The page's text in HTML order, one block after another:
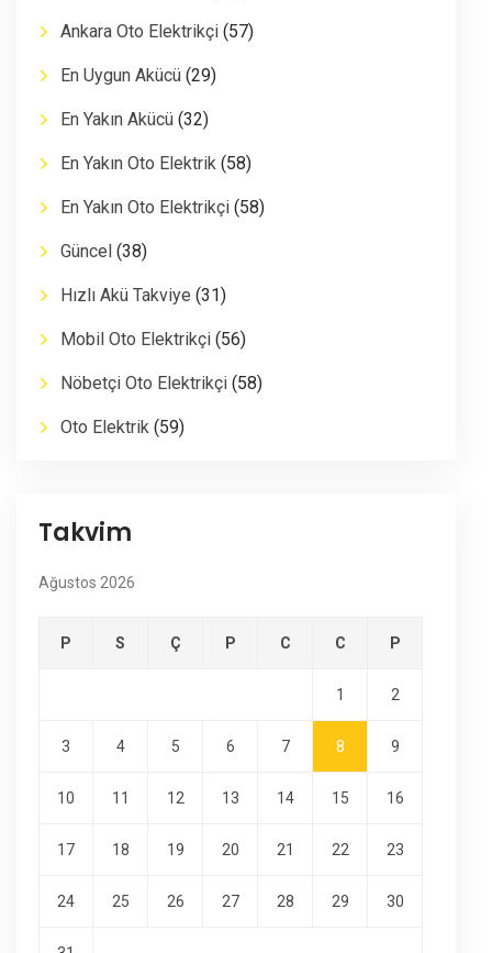
Ankara Oto Elektrikçi (57)
En Uygun Akücü (29)
En Yakın Akücü (32)
En Yakın Oto Elektrik (58)
En Yakın Oto Elektrikçi (58)
Güncel (38)
Hızlı Akü Takviye (31)
Mobil Oto Elektrikçi (56)
Nöbetçi Oto Elektrikçi (58)
Oto Elektrik (59)
Takvim
Ağustos 2026
P S Ç P C C P
1 2
3 4 5 6 7 8 9
10 11 12 13 14 15 16
17 18 19 20 21 22 23
24 25 26 27 28 29 30